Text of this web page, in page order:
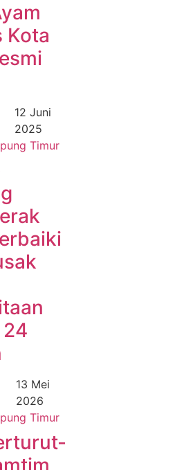
Kota
12 Juni
2025
Timur
13 Mei
2026
Timur